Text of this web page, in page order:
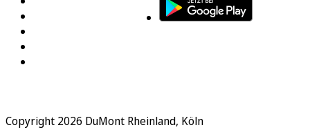
Copyright 2026 DuMont Rheinland, Köln